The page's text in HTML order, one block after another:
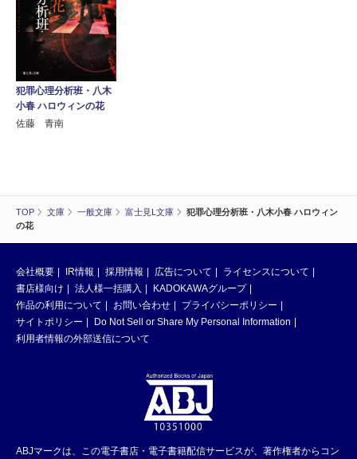
TOP 文庫 一般文庫 富士見L文庫
犯罪心理分析班・八木小春 ハロウィン
の花
犯罪心理分析班・八木
小春 ハロウィンの花
佐藤 青南
会社概要 IR情報 採用情報 広告について
ライセンスについて
書店様向け
法人様一括購入
KADOKAWAグループ
作品の利用について
お問い合わせ
プライバシーポリシー
サイトポリシー
Do Not Sell or Share My Personal Information
利用者情報の外部送信について
ABJマークは、この電子書店・電子書籍配信サービスが、著作権者からコン